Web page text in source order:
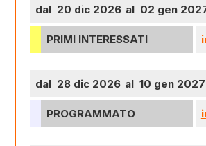
dal 20 dic 2026 al 02 gen
PRIMI INTERESSATI
dal 28 dic 2026 al 10 gen 2027
PROGRAMMATO